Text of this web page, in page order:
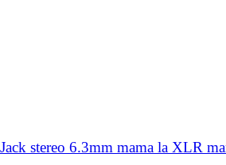
stereo 6.3mm mama la XLR